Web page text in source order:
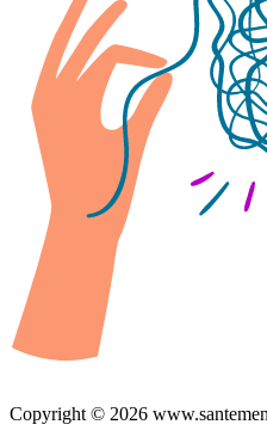
Copyright © 2026